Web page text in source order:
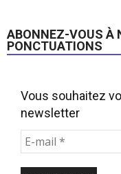
ABONNEZ-VOUS À
PONCTUATIONS
Vous souhaitez
newsletter